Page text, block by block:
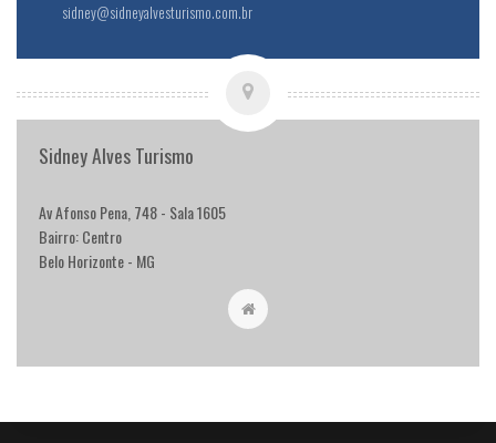
sidney@sidneyalvesturismo.com.br
Sidney Alves Turismo
Av Afonso Pena, 748 - Sala 1605
Bairro: Centro
Belo Horizonte - MG